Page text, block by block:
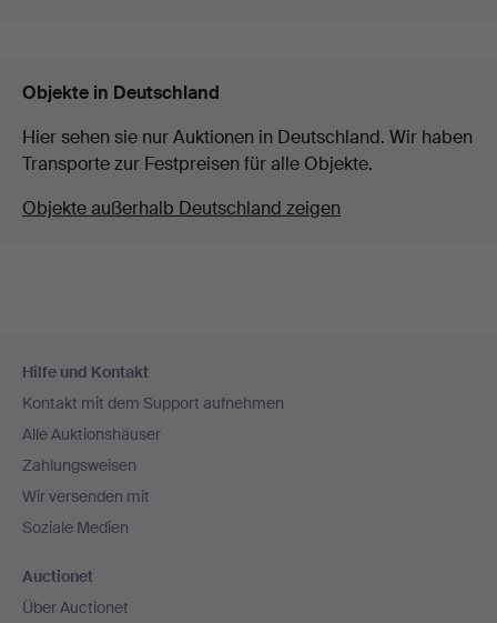
Objekte in Deutschland
Hier sehen sie nur Auktionen in Deutschland. Wir haben
Transporte zur Festpreisen für alle Objekte.
Objekte außerhalb Deutschland zeigen
Navigation
Hilfe und Kontakt
Kontakt mit dem Support aufnehmen
Alle Auktionshäuser
Zahlungsweisen
Wir versenden mit
Soziale Medien
Auctionet
Über Auctionet